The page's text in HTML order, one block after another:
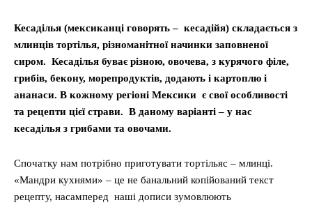
Кесаділья (мексиканці говорять – кесадійя) складається з
млинців тортілья, різноманітної начинки заповненої
сиром. Кесаділья буває різною, овочева, з курячого філе,
грибів, бекону, морепродуктів, додають і картоплю і
ананаси. В кожному регіоні Мексики є свої особливості
та рецепти цієї страви. В даному варіанті – у нас
кесаділья з грибами та овочами.
Спочатку нам потрібно приготувати тортільяс – млинці.
«Мандри кухнями» – це не банальний копійований текст
рецепту, насамперед наші дописи зумовлюють